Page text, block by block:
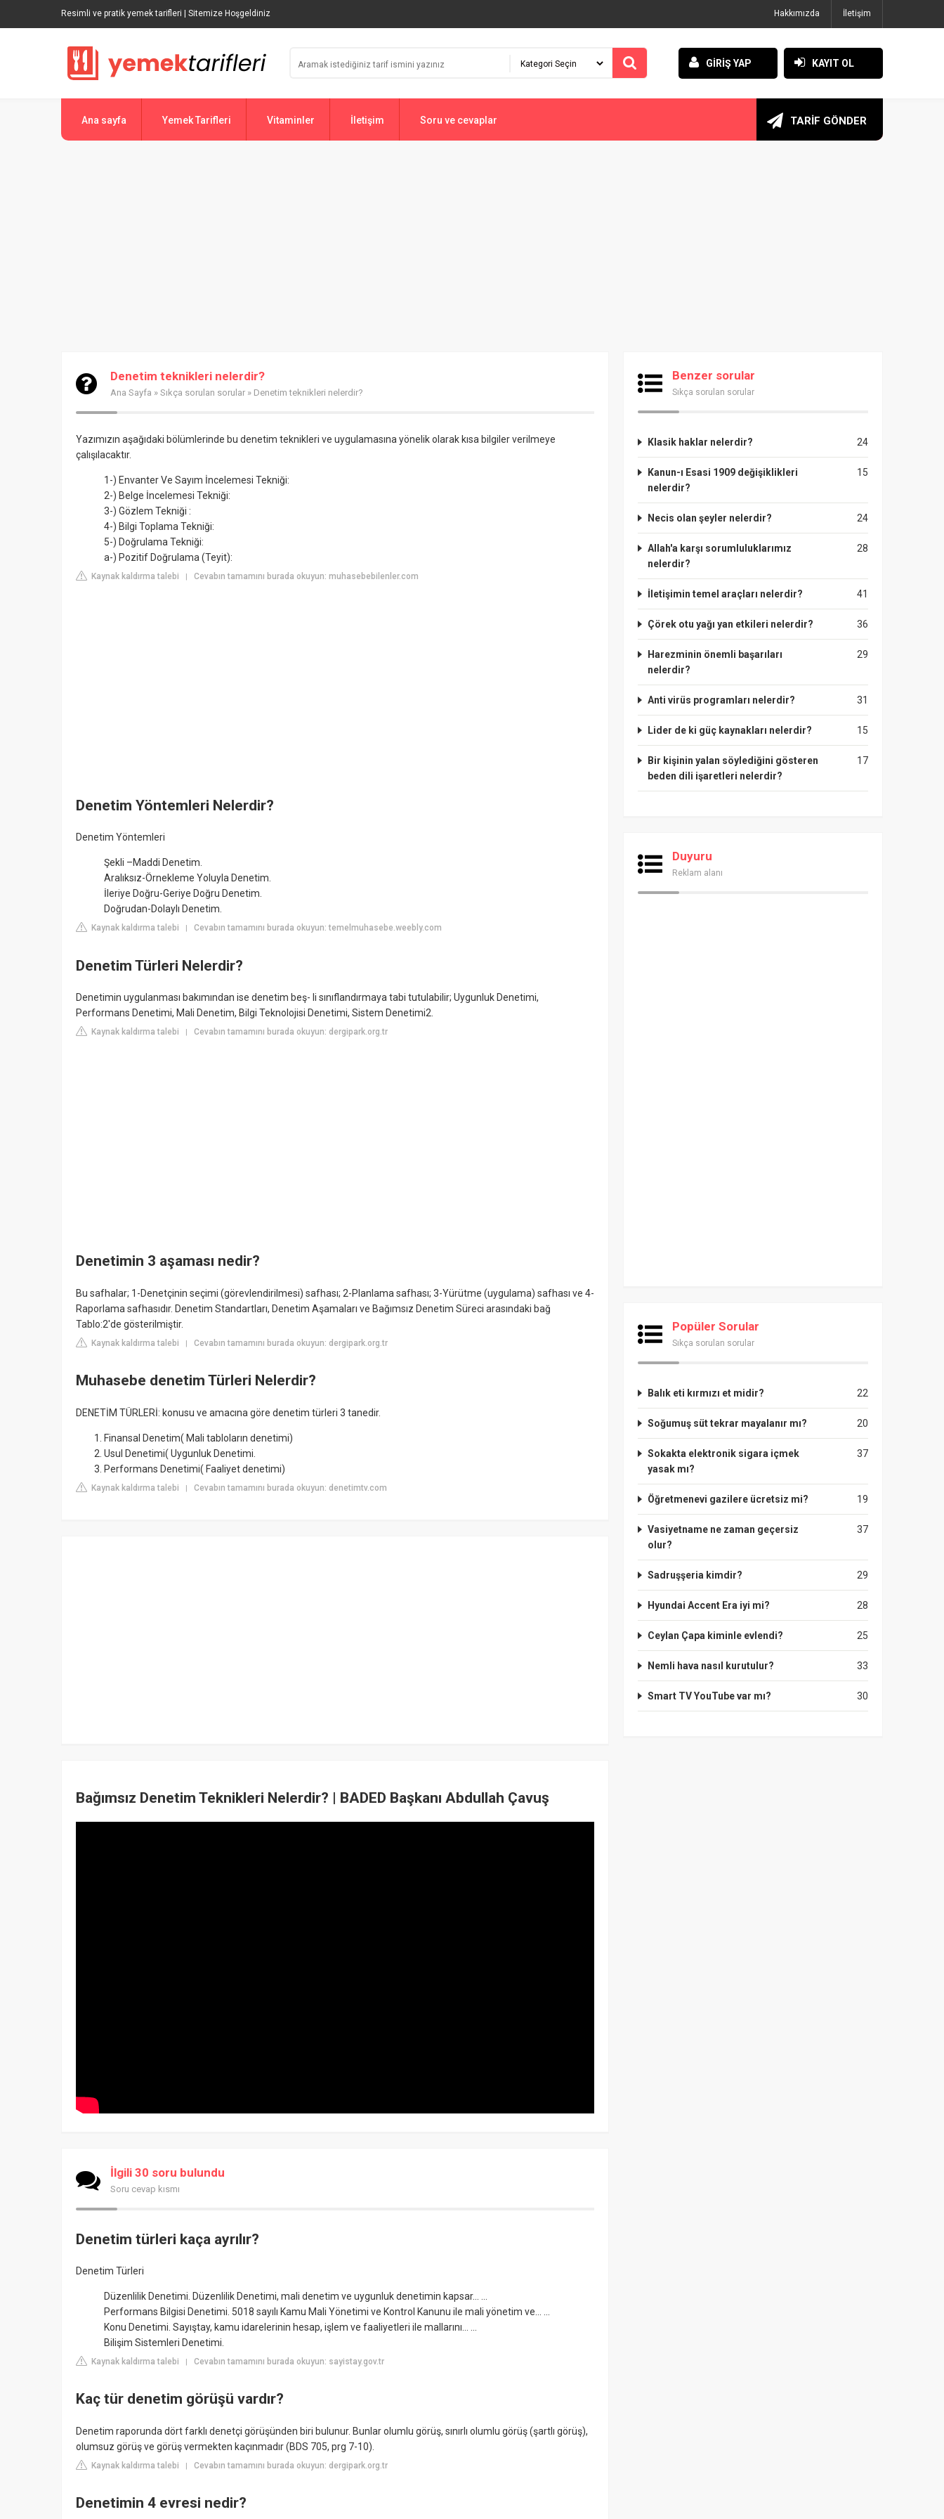
Resimli ve pratik yemek tarifleri | Sitemize Hoşgeldiniz Hakkımızda İletişim
GİRİŞ YAP KAYIT OL
Ana sayfa Yemek Tarifleri Vitaminler İletişim Soru ve cevaplar TARİF GÖNDER
Denetim teknikleri nelerdir?
Ana Sayfa » Sıkça sorulan sorular » Denetim teknikleri nelerdir?
Yazımızın aşağıdaki bölümlerinde bu denetim teknikleri ve uygulamasına yönelik olarak kısa bilgiler verilmeye
çalışılacaktır.
1-) Envanter Ve Sayım İncelemesi Tekniği:
2-) Belge İncelemesi Tekniği:
3-) Gözlem Tekniği :
4-) Bilgi Toplama Tekniği:
5-) Doğrulama Tekniği:
a-) Pozitif Doğrulama (Teyit):
Kaynak kaldırma talebi | Cevabın tamamını burada okuyun: muhasebebilenler.com
Denetim Yöntemleri Nelerdir?
Denetim Yöntemleri
Şekli –Maddi Denetim.
Aralıksız-Örnekleme Yoluyla Denetim.
İleriye Doğru-Geriye Doğru Denetim.
Doğrudan-Dolaylı Denetim.
Kaynak kaldırma talebi Cevabın tamamını burada okuyun: temelmuhasebe.weebly.com
Denetim Türleri Nelerdir?
Denetimin uygulanması bakımından ise denetim beş- li sınıflandırmaya tabi tutulabilir; Uygunluk Denetimi,
Performans Denetimi, Mali Denetim, Bilgi Teknolojisi Denetimi, Sistem Denetimi2.
Kaynak kaldırma talebi Cevabın tamamını burada okuyun: dergipark.org.tr
Denetimin 3 aşaması nedir?
Bu safhalar; 1-Denetçinin seçimi (görevlendirilmesi) safhası; 2-Planlama safhası; 3-Yürütme (uygulama) safhası ve 4-
Raporlama safhasıdır. Denetim Standartları, Denetim Aşamaları ve Bağımsız Denetim Süreci arasındaki bağ
Tablo:2'de gösterilmiştir.
Kaynak kaldırma talebi | Cevabın tamamını burada okuyun: dergipark.org.tr
Muhasebe denetim Türleri Nelerdir?
DENETİM TÜRLERİ: konusu ve amacına göre denetim türleri 3 tanedir.
Finansal Denetim( Mali tabloların denetimi)
Usul Denetimi( Uygunluk Denetimi.
Performans Denetimi( Faaliyet denetimi)
Kaynak kaldırma talebi | Cevabın tamamını burada okuyun: denetimtv.com
Bağımsız Denetim Teknikleri Nelerdir? | BADED Başkanı Abdullah Çavuş
İlgili 30 soru bulundu
Soru cevap kısmı
Denetim türleri kaça ayrılır?
Denetim Türleri
Düzenlilik Denetimi. Düzenlilik Denetimi, mali denetim ve uygunluk denetimin kapsar... ...
Performans Bilgisi Denetimi. 5018 sayılı Kamu Mali Yönetimi ve Kontrol Kanunu ile mali yönetim ve... ...
Konu Denetimi. Sayıştay, kamu idarelerinin hesap, işlem ve faaliyetleri ile mallarını… ...
Bilişim Sistemleri Denetimi.
Kaynak kaldırma talebi | Cevabın tamamını burada okuyun: sayistay.gov.tr
Kaç tür denetim görüşü vardır?
Denetim raporunda dört farklı denetçi görüşünden biri bulunur. Bunlar olumlu görüş, sınırlı olumlu görüş (şartlı görüş),
olumsuz görüş ve görüş vermekten kaçınmadır (BDS 705, prg 7-10).
Kaynak kaldırma talebi | Cevabın tamamını burada okuyun: dergipark.org.tr
Denetimin 4 evresi nedir?
Benzer sorular
Sıkça sorulan sorular
24
Klasik haklar nelerdir?
15
Kanun-ı Esasi 1909 değişiklikleri
nelerdir?
24
Necis olan şeyler nelerdir?
28
Allah'a karşı sorumluluklarımız
nelerdir?
41
İletişimin temel araçları nelerdir?
36
Çörek otu yağı yan etkileri nelerdir?
29
Harezminin önemli başarıları
nelerdir?
31
Anti virüs programları nelerdir?
15
Lider de ki güç kaynakları nelerdir?
17
Bir kişinin yalan söylediğini gösteren
beden dili işaretleri nelerdir?
Duyuru
Reklam alanı
Popüler Sorular
Sıkça sorulan sorular
22
Balık eti kırmızı et midir?
20
Soğumuş süt tekrar mayalanır mı?
37
Sokakta elektronik sigara içmek
yasak mı?
19
Öğretmenevi gazilere ücretsiz mi?
37
Vasiyetname ne zaman geçersiz
olur?
29
Sadruşşeria kimdir?
28
Hyundai Accent Era iyi mi?
25
Ceylan Çapa kiminle evlendi?
33
Nemli hava nasıl kurutulur?
30
Smart TV YouTube var mı?